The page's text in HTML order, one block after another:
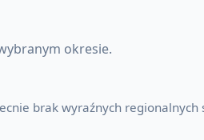
okresie.
brak wyraźnych regionalnych